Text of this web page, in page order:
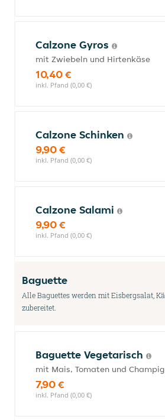
Calzone Gyros
mit Zwiebeln und Hirtenkäse
10,40 €
inkl. Pfand (0,00 €)
Calzone Schinken
9,90 €
inkl. Pfand (0,00 €)
Calzone Salami
9,90 €
inkl. Pfand (0,00 €)
Baguette
Alle Baguettes werden mit Eisbergsalat,
zubereitet.
Baguette Vegetarisch
mit Mais, Tomaten und
7,90 €
inkl. Pfand (0,00 €)